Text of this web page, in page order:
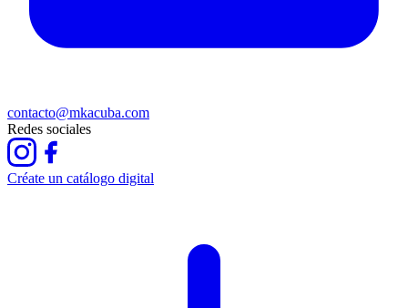
contacto@mkacuba.com
Redes sociales
Créate un catálogo digital